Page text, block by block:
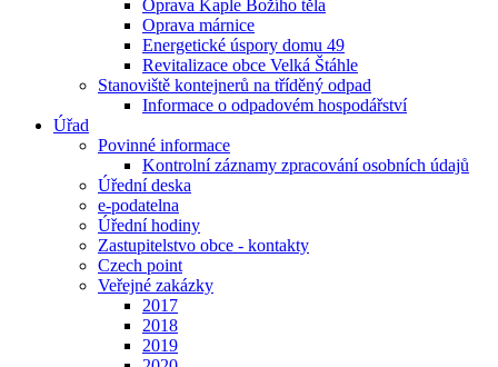
Oprava Kaple Božího těla
Oprava márnice
Energetické úspory domu 49
Revitalizace obce Velká Štáhle
Stanoviště kontejnerů na tříděný odpad
Informace o odpadovém hospodářství
Úřad
Povinné informace
Kontrolní záznamy zpracování osobních údajů
Úřední deska
e-podatelna
Úřední hodiny
Zastupitelstvo obce - kontakty
Czech point
Veřejné zakázky
2017
2018
2019